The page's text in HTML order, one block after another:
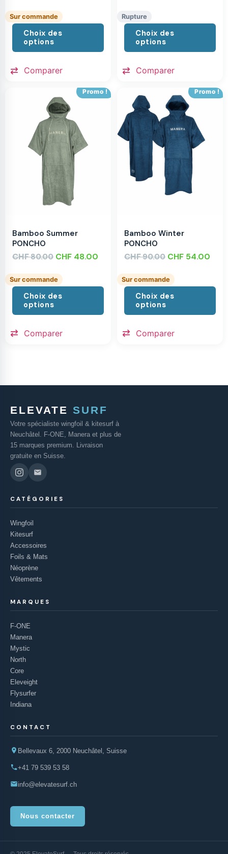
Sur commande
Choix des
options
Comparer
Rupture
Choix des
options
Comparer
Promo !
Bamboo Summer
PONCHO
CHF80.00 CHF 48.00
Sur commande
Choix des
options
Comparer
Promo !
Bamboo Winter
PONCHO
CHF90.00 CHF 54.00
Sur commande
Choix des
options
Comparer
ELEVATE SURF
Votre spécialiste wingfoil & kitesurf à
Neuchâtel. F-ONE, Manera et plus de
15 marques premium. Livraison
gratuite en Suisse.
CATÉGORIES
Wingfoil
Kitesurf
Accessoires
Foils & Mats
Néoprène
Vêtements
MARQUES
F-ONE
Manera
Mystic
North
Core
Eleveight
Flysurfer
Indiana
CONTACT
Bellevaux 6, 2000 Neuchâtel, Suisse
+41 79 539 53 58
info@elevatesurf.ch
Nous contacter